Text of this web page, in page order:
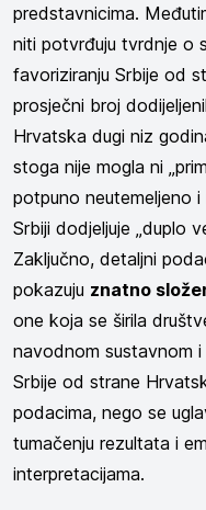
predstavnicima.
niti potvrđuju tvrdnje o
favoriziranju Srbije od
prosječni broj
Hrvatska dugi niz
stoga nije mogla ni
potpuno neutemeljeno
Srbiji dodjeljuje „duplo
Zaključno, detaljni
pokazuju znatno
one koja se širila
navodnom sustavnom
Srbije od strane
podacima, nego se
tumačenju rezultata i
interpretacijama.